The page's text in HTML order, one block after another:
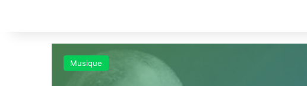
Musique